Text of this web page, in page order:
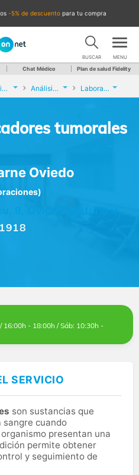
-5% de descuento para tu compra
BUSCAR MENU
Chat Médico Plan de salud Fidelity
Analíticas y Genética Análisis de marcadores tumorales femeninos Laboratorio Echevarne Oviedo
tumorales
Oviedo
16:00h - 18:00h / Sáb: 10:30h -
SERVICIO
son sustancias que
sangre cuando
presentan una
permite obtener
y seguimiento de